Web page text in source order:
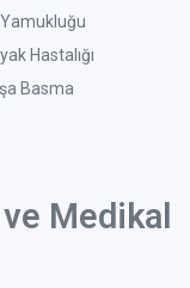
Hastalığı
Basma
Medikal